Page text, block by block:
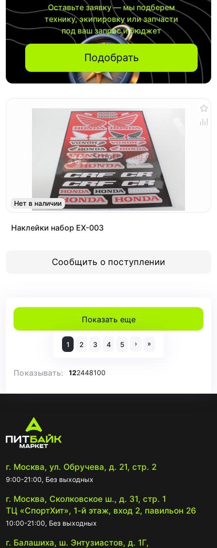
Оставьте заявку — мы подберем
технику, экипировку или запчасти
под ваш запрос и бюджет
Подобрать
Нет в наличии
Наклейки набор EX-003
Сообщить о поступлении
Показать еще
1 2 3 4 5 › »
Показывать: 122448100
г. Москва, ул. Обручева, д. 21, стр. 2
9:00-21:00, Без выходных
г. Москва, Сколковское ш., д. 31, стр. 1
ТЦ «СпортХит», 1-й этаж, вход 2, павильон 26
10:00-21:00, Без выходных
г. Балашиха, ш. Энтузиастов, д. 1Г,